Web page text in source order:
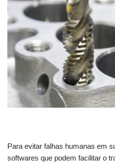
Para evitar falhas humanas em
softwares que podem facilitar o